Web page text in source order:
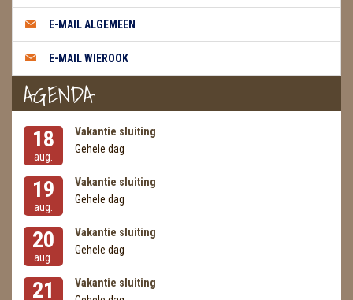
MASSAGE
METEORIETEN
READING EN PERSOONLIJK ADVIES
RUWE STENEN
SCHEDELS / SKULLS
SELENIET
SPECIALE STUKKEN
TELEFOON KOORDEN
E-MAIL ALGEMEEN
E-MAIL WIEROOK
AGENDA
18
aug.
Vakantie sluiting
Gehele dag
19
aug.
Vakantie sluiting
Gehele dag
20
aug.
Vakantie sluiting
Gehele dag
21
Vakantie sluiting